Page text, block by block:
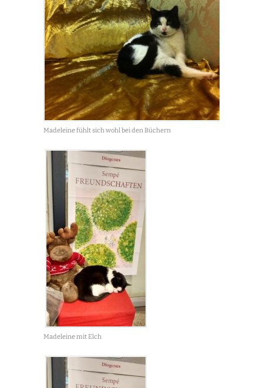
Madeleine fühlt sich wohl bei den Büchern
Madeleine mit Elch